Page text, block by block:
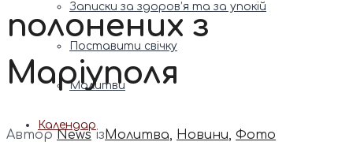
Записки за здоров’я та за упокій
Поставити свічку
Молитви
Календар
полонених з
Маріуполя
АвторNews ізМолитва, Новини, Фото